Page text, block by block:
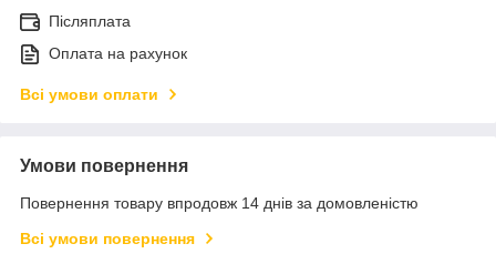
Післяплата
Оплата на рахунок
Всі умови оплати
Умови повернення
Повернення товару впродовж 14 днів за домовленістю
Всі умови повернення